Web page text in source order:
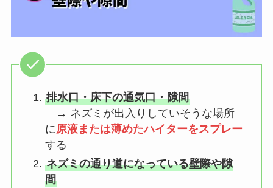
排水口・床下の通気口・隙間
→ ネズミが出入りしていそうな場所
に原液または薄めたハイターをスプレー
する
ネズミの通り道になっている壁際や隙
間